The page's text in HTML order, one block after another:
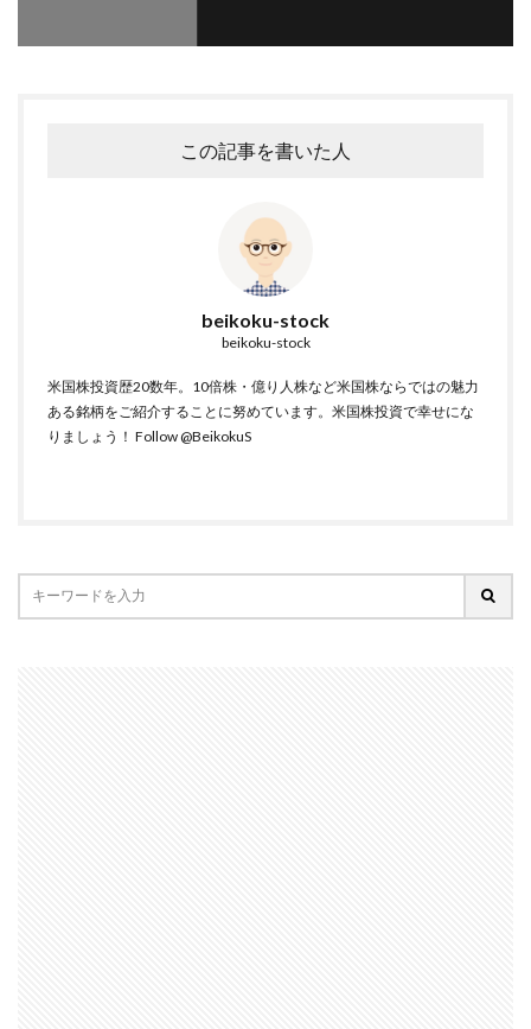
この記事を書いた人
beikoku-stock
beikoku-stock
米国株投資歴20数年。10倍株・億り人株など米国株ならではの魅力
ある銘柄をご紹介することに努めています。米国株投資で幸せにな
りましょう！ Follow @BeikokuS